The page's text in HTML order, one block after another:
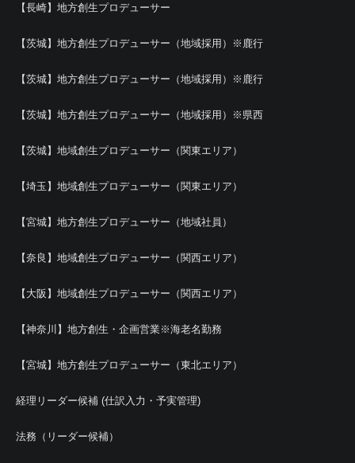
【長崎】地方創生プロデューサー
【茨城】地方創生プロデューサー（地域採用）※鹿行
【茨城】地方創生プロデューサー（地域採用）※鹿行
【茨城】地方創生プロデューサー（地域採用）※県西
【茨城】地域創生プロデューサー（関東エリア）
【埼玉】地域創生プロデューサー（関東エリア）
【宮城】地方創生プロデューサー（地域社員）
【奈良】地域創生プロデューサー（関西エリア）
【大阪】地域創生プロデューサー（関西エリア）
【神奈川】地方創生・企画営業※海老名勤務
【宮城】地方創生プロデューサー（東北エリア）
経理リーダー候補 (仕訳入力・予実管理)
法務（リーダー候補）